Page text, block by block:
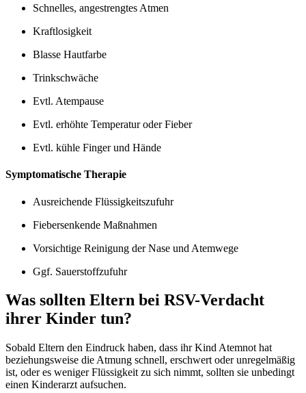
Schnelles, angestrengtes Atmen
Kraftlosigkeit
Blasse Hautfarbe
Trinkschwäche
Evtl. Atempause
Evtl. erhöhte Temperatur oder Fieber
Evtl. kühle Finger und Hände
Symptomatische Therapie
Ausreichende Flüssigkeitszufuhr
Fiebersenkende Maßnahmen
Vorsichtige Reinigung der Nase und Atemwege
Ggf. Sauerstoffzufuhr
Was sollten Eltern bei RSV-Verdacht
ihrer Kinder tun?
Sobald Eltern den Eindruck haben, dass ihr Kind Atemnot hat
beziehungsweise die Atmung schnell, erschwert oder unregelmäßig
ist, oder es weniger Flüssigkeit zu sich nimmt, sollten sie unbedingt
einen Kinderarzt aufsuchen.